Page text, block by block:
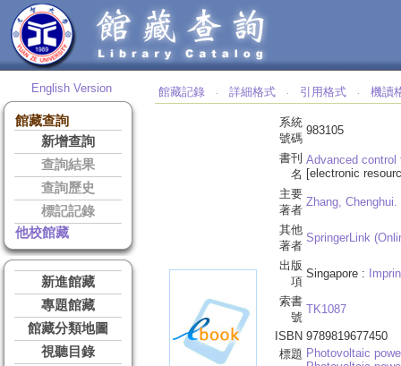
English Version
館藏查詢
新增查詢
查詢結果
查詢歷史
標記記錄
他校館藏
新進館藏
專題館藏
館藏分類地圖
視聽目錄
館藏記錄 ‧ 詳細格式 ‧ 引用格式 ‧ 機讀
系統
號碼
983105
書刊
名
Advanced control
[electronic
主要
著者
Zhang, Chenghui.
其他
著者
SpringerLink
出版
項
Singapore :
索書
號
TK1087
ISBN 9789819677450
標題 Photovoltaic